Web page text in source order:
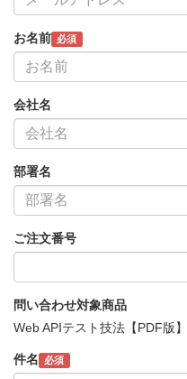
お名前 必須
会社名
部署名
ご注文番号
問い合わせ対象商品
Web APIテスト技法【PDF版】
件名 必須